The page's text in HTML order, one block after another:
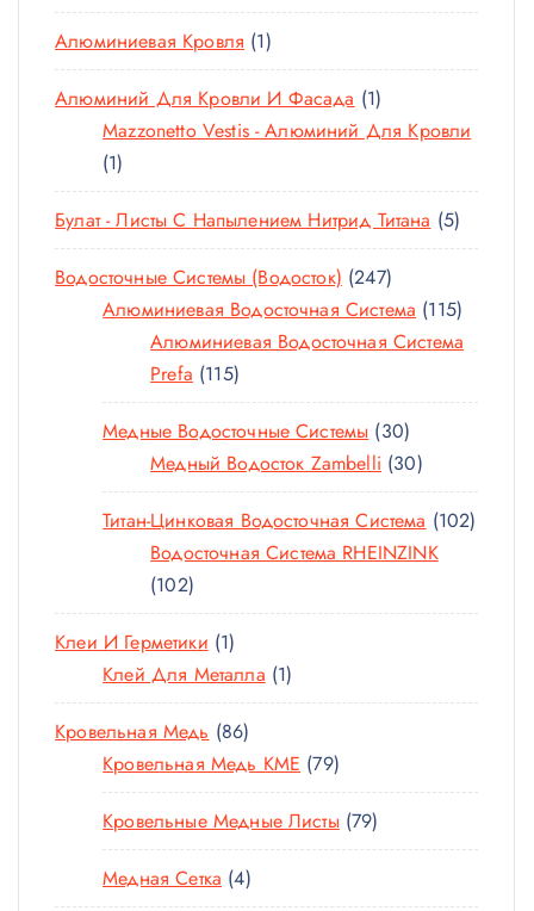
0
Т
О
В
А
Алюминиевая Кровля 11
Т
О
В
Р
Алюминий Для Кровли И Фасада 11
Т
В
А
Р
Mazzonetto Vestis - Алюминий Для Кровли
11
Т
О
В
А
Р
Булат - Листы С Напылением Нитрид Титана 55
Т
В
А
О
Водосточные Системы (водосток) 2472
4
7
О
В
А
Р
О
В
Алюминиевая Водосточная Система 1151
1
Т
А
Р
Алюминиевая Водосточная Система
Prefa 1151
1
5
Т
О
В
А
О
Медные Водосточные Системы 303
0
Т
О
В
Р
Медный Водосток Zambelli 303
0
Т
О
А
Титан-Цинковая Водосточная Система 1021
Т
А
Водосточная Система RHEINZINK
1021
0
2
Т
О
В
А
Клеи И Герметики 11
Т
О
В
А
Р
Клей Для Металла 11
Т
В
А
Р
Кровельная Медь 868
6
Т
О
В
А
Кровельная Медь KME 797
9
Т
О
Кровельные Медные Листы 797
9
Медная Сетка 44